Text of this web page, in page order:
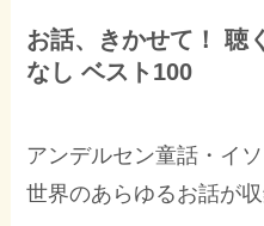
お話、きかせて！ 聴
なし ベスト100
アンデルセン童話・イ
世界のあらゆるお話が